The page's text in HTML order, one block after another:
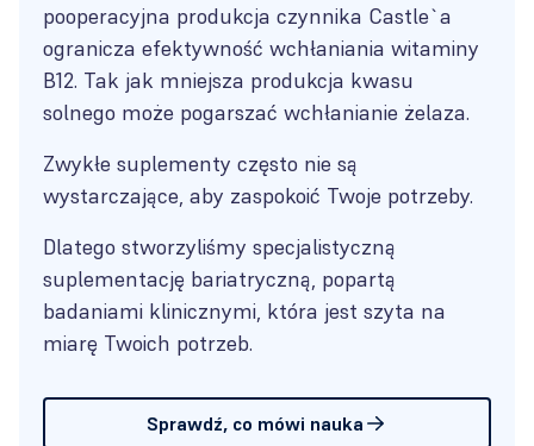
pooperacyjna produkcja czynnika Castle`a
ogranicza efektywność wchłaniania witaminy
B12. Tak jak mniejsza produkcja kwasu
solnego może pogarszać wchłanianie żelaza.
Zwykłe suplementy często nie są
wystarczające, aby zaspokoić Twoje potrzeby.
Dlatego stworzyliśmy specjalistyczną
suplementację bariatryczną, popartą
badaniami klinicznymi, która jest szyta na
miarę Twoich potrzeb.
Sprawdź, co mówi nauka